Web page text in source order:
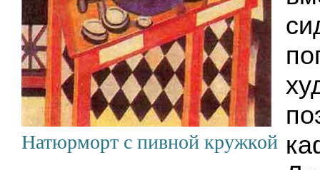
Натюрморт с пивной кружкой